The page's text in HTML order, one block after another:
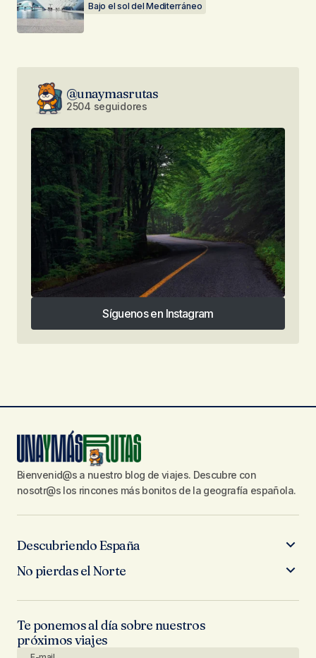
Bajo el sol del Mediterráneo
@unaymasrutas
2504 seguidores
Síguenos en Instagram
Síguenos en Instagram
Bienvenid@s a nuestro blog de viajes. Descubre con
nosotr@s los rincones más bonitos de la geografía española.
Descubriendo España
No pierdas el Norte
Te ponemos al día sobre nuestros
próximos viajes